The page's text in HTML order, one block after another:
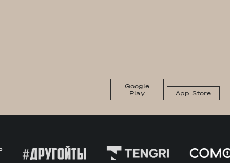
Google
Play
App Store